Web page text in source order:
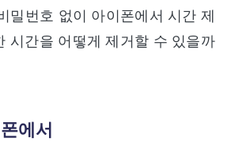
밀번호 없이 아이폰에서 시간 제
시간을 어떻게 제거할 수 있을까
에서